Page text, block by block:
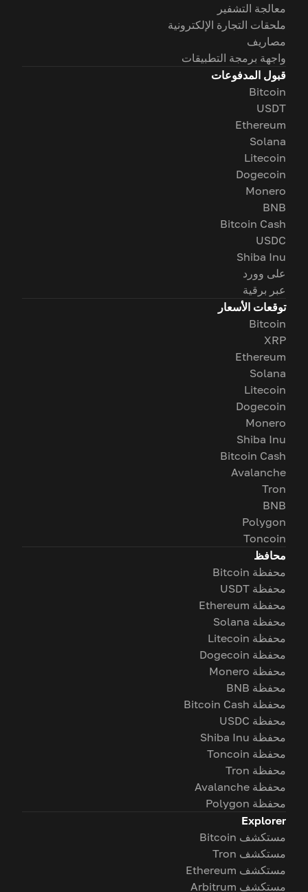
معالجة التشفير
ملحقات التجارة الإلكترونية
مصاريف
واجهة برمجة التطبيقات
قبول المدفوعات
Bitcoin
USDT
Ethereum
Solana
Litecoin
Dogecoin
Monero
BNB
Bitcoin Cash
USDC
Shiba Inu
على وورد
عبر برقية
توقعات الأسعار
Bitcoin
XRP
Ethereum
Solana
Litecoin
Dogecoin
Monero
Shiba Inu
Bitcoin Cash
Avalanche
Tron
BNB
Polygon
Toncoin
محافظ
محفظة Bitcoin
محفظة USDT
محفظة Ethereum
محفظة Solana
محفظة Litecoin
محفظة Dogecoin
محفظة Monero
محفظة BNB
محفظة Bitcoin Cash
محفظة USDC
محفظة Shiba Inu
محفظة Toncoin
محفظة Tron
محفظة Avalanche
محفظة Polygon
Explorer
مستكشف Bitcoin
مستكشف Tron
مستكشف Ethereum
مستكشف Arbitrum